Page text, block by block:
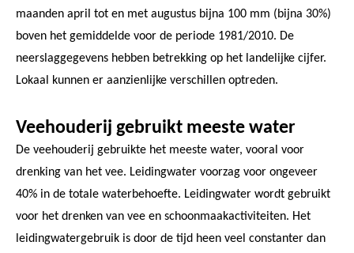
maanden april tot en met augustus bijna 100 mm (bijna 30%)
boven het gemiddelde voor de periode 1981/2010. De
neerslaggegevens hebben betrekking op het landelijke cijfer.
Lokaal kunnen er aanzienlijke verschillen optreden.
Veehouderij gebruikt meeste water
De veehouderij gebruikte het meeste water, vooral voor
drenking van het vee. Leidingwater voorzag voor ongeveer
40% in de totale waterbehoefte. Leidingwater wordt gebruikt
voor het drenken van vee en schoonmaakactiviteiten. Het
leidingwatergebruik is door de tijd heen veel constanter dan